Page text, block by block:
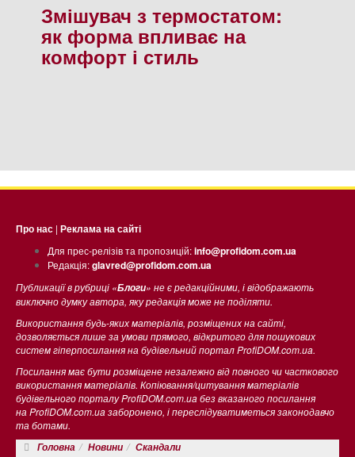
Змішувач з термостатом:
як форма впливає на
комфорт і стиль
Про нас | Реклама на сайті
Для прес-релізів та пропозицій:info@profidom.com.ua
Редакція:glavred@profidom.com.ua
Публикації в рубриці «Блоги» не є редакційними, і відображають
виключно думку автора, яку редакція може не поділяти.
Використання будь-яких матеріалів, розміщених на сайті,
дозволяється лише за умови прямого, відкритого для пошукових
систем гіперпосилання на будівельний портал ProfiDOM.com.ua.
Посилання має бути розміщене незалежно від повного чи часткового
використання матеріалів. Копіювання/цитування матеріалів
будівельного порталу ProfiDOM.com.ua без вказаного посилання
на ProfiDOM.com.ua заборонено, і переслідуватиметься законодавчо
та ботами.
Головна
Новини
Скандали